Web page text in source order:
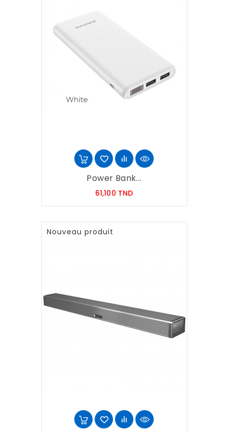
Power Bank...
61,100 TNDPrix
Nouveau produit